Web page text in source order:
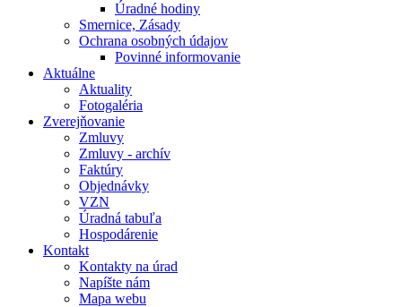
Úradné hodiny
Smernice, Zásady
Ochrana osobných údajov
Povinné informovanie
Aktuálne
Aktuality
Fotogaléria
Zverejňovanie
Zmluvy
Zmluvy - archív
Faktúry
Objednávky
VZN
Úradná tabuľa
Hospodárenie
Kontakt
Kontakty na úrad
Napíšte nám
Mapa webu